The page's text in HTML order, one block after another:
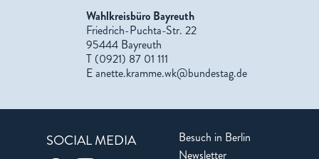
Wahlkreisbüro Bayreuth
Friedrich-Puchta-Str. 22
95444 Bayreuth
T (0921) 87 01 111
Eanette.kramme.wk@bundestag.de
SOCIAL MEDIA
Besuch in Berlin
Newsletter